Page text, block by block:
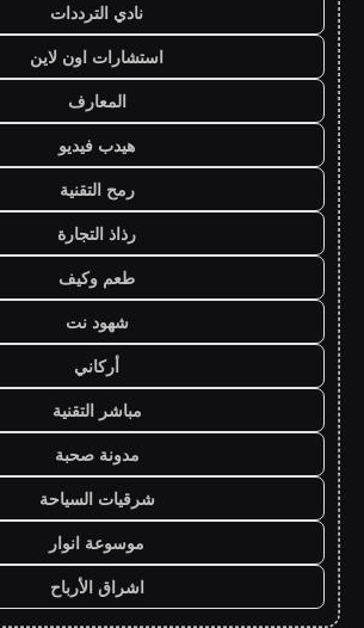
نادي الترددات
استشارات اون لاين
المعارف
هيدب فيديو
رمح التقنية
رذاذ التجارة
طعم وكيف
شهود نت
أركاني
مباشر التقنية
مدونة صحبة
شرقيات السياحة
موسوعة انوار
اشراق الأرباح